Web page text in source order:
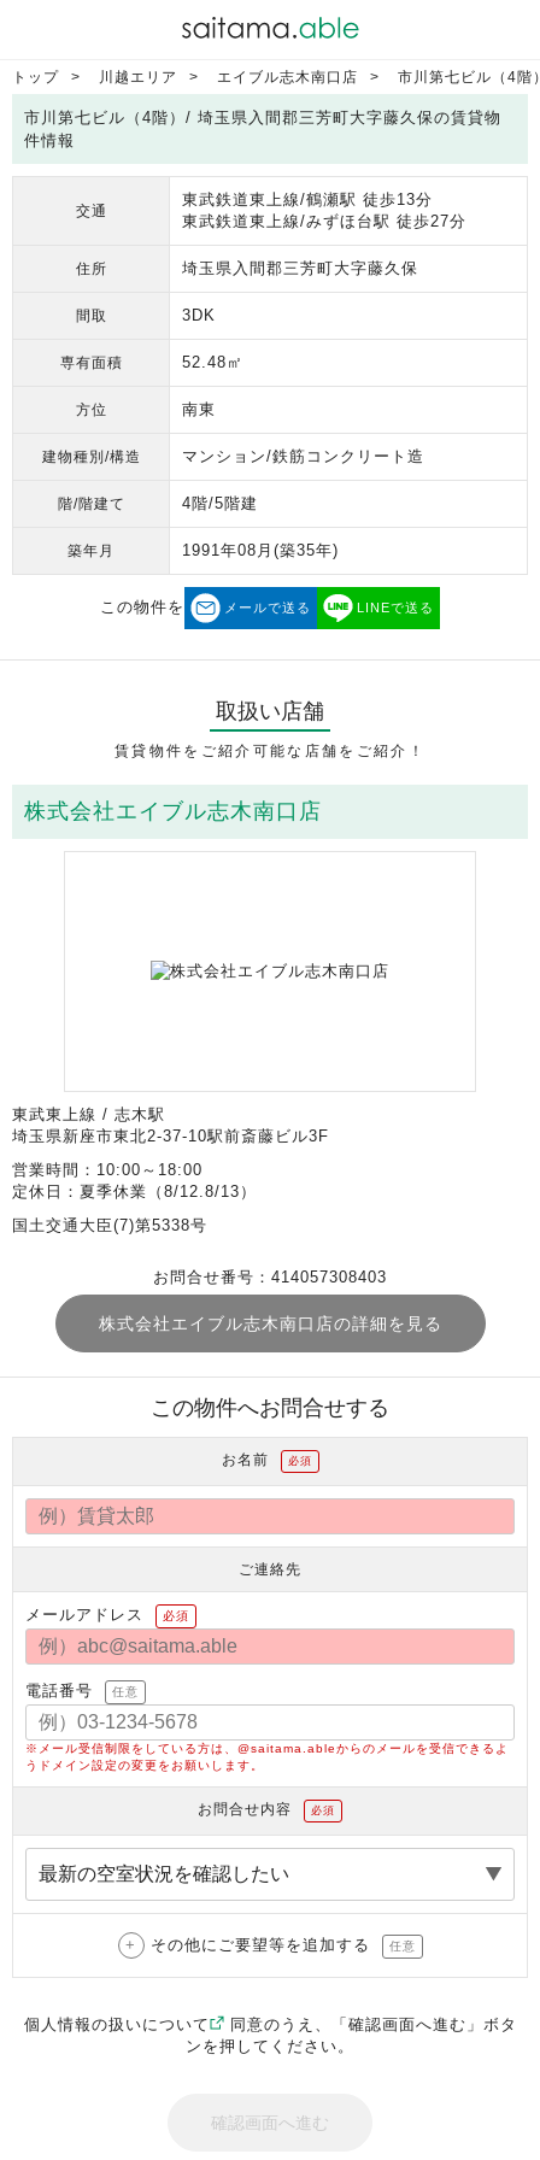
トップ 川越エリア エイブル志木南口店 市川第七ビル（4階
市川第七ビル（4階）/ 埼玉県入間郡三芳町大字藤久保の賃貸物
件情報
交通
東武鉄道東上線/鶴瀬駅 徒歩13分
東武鉄道東上線/みずほ台駅 徒歩27分
住所 埼玉県入間郡三芳町大字藤久保
間取 3DK
専有面積 52.48㎡
方位 南東
建物種別/構造 マンション/鉄筋コンクリート造
階/階建て 4階/5階建
築年月 1991年08月 (築35年)
この物件を メールで送る LINEで送る
取扱い店舗
賃貸物件をご紹介可能な店舗をご紹介！
株式会社エイブル志木南口店
東武東上線 / 志木駅
埼玉県新座市東北2-37-10駅前斎藤ビル3F
営業時間：10:00～18:00
定休日：夏季休業（8/12.8/13）
国土交通大臣(7)第5338号
お問合せ番号：414057308403
株式会社エイブル志木南口店の詳細を見る
この物件へお問合せする
お名前 必須
ご連絡先
メールアドレス 必須
電話番号 任意
※メール受信制限をしている方は、@saitama.ableからのメールを受信できるよ
うドメイン設定の変更をお願いします。
お問合せ内容 必須
その他にご要望等を追加する 任意
個人情報の扱いについて
同意のうえ、「確認画面へ進む」ボタ
ンを押してください。